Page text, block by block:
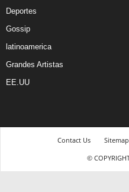
Deportes
Gossip
latinoamerica
Grandes Artistas
EE.UU
Contact Us Sitemap
©